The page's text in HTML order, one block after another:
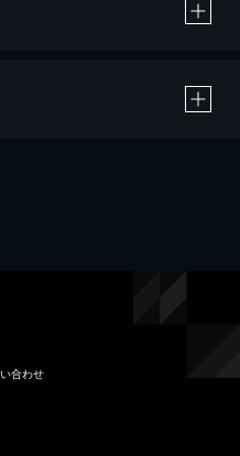
決済による作品の購入 / レンタルです。
ンタルは、20％のポイント還元です。
合わせ